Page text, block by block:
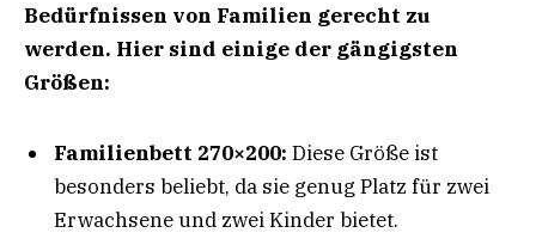
Bedürfnissen von Familien gerecht zu
werden. Hier sind einige der gängigsten
Größen:
Familienbett 270×200: Diese Größe ist
besonders beliebt, da sie genug Platz für zwei
Erwachsene und zwei Kinder bietet.